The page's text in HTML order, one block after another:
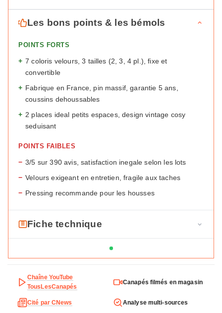
Les bons points & les bémols
POINTS FORTS
+ 7 coloris velours, 3 tailles (2, 3, 4 pl.), fixe et
convertible
+ Fabrique en France, pin massif, garantie 5 ans,
coussins dehoussables
+ 2 places ideal petits espaces, design vintage cosy
seduisant
POINTS FAIBLES
− 3/5 sur 390 avis, satisfaction inegale selon les lots
− Velours exigeant en entretien, fragile aux taches
− Pressing recommande pour les housses
Fiche technique
e
t
e
Maisons du Monde
Type Droit fixe ou convertible
Places
Chaîne YouTube
TousLesCanapés
Canapés filmés en magasin
Cité par CNews Analyse multi-sources